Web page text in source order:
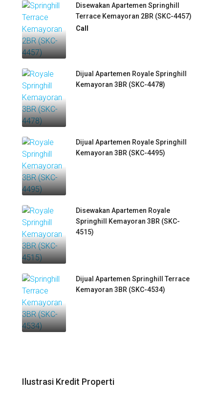
Disewakan Apartemen Springhill
Terrace Kemayoran 2BR (SKC-4457)
Call
Dijual Apartemen Royale Springhill
Kemayoran 3BR (SKC-4478)
Dijual Apartemen Royale Springhill
Kemayoran 3BR (SKC-4495)
Disewakan Apartemen Royale
Springhill Kemayoran 3BR (SKC-
4515)
Dijual Apartemen Springhill Terrace
Kemayoran 3BR (SKC-4534)
Ilustrasi Kredit Properti